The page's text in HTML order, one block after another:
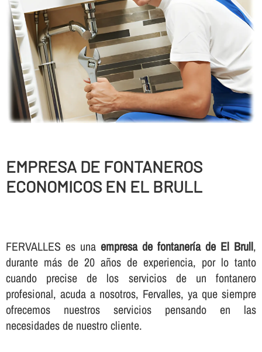
EMPRESA DE FONTANEROS
ECONOMICOS EN EL BRULL
FERVALLES es una empresa de fontanerí­a de El Brull,
durante más de 20 años de experiencia, por lo tanto
cuando precise de los servicios de un fontanero
profesional, acuda a nosotros, Fervalles, ya que siempre
ofrecemos nuestros servicios pensando en las
necesidades de nuestro cliente.